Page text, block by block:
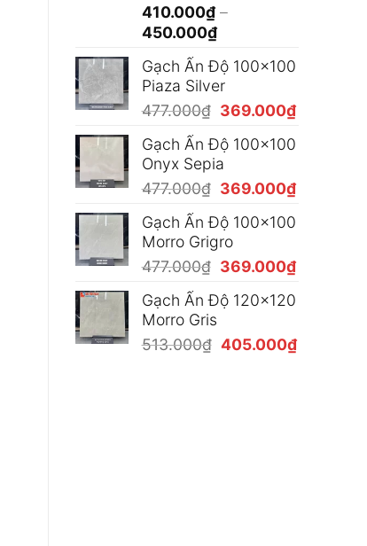
490.000₫
410.000₫ –
450.000₫Khoảng
từ
410.000₫
đến
450.000₫
Gạch Ấn Độ 100x100
Piaza Silver
477.000₫ Giá
là:
477.000₫.
369.000₫Giá
tại
Gạch Ấn Độ 100x100
Onyx Sepia
477.000₫ Giá
là:
477.000₫.
369.000₫Giá
tại
Gạch Ấn Độ 100x100
Morro Grigro
477.000₫ Giá
là:
369.000₫Giá
tại
Gạch Ấn Độ 120x120
Morro Gris
513.000₫ Giá
405.000₫Giá